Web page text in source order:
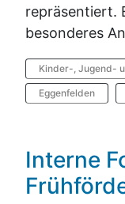
repräsentiert.
besonderes
Kinder-, Jugend-
Eggenfelden
Interne